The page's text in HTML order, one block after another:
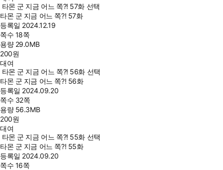
타몬 군 지금 어느 쪽?! 57화 선택
타몬 군 지금 어느 쪽?! 57화
등록일 2024.12.19
쪽수 18쪽
용량 29.0MB
200원
대여
타몬 군 지금 어느 쪽?! 56화 선택
타몬 군 지금 어느 쪽?! 56화
등록일 2024.09.20
쪽수 32쪽
용량 56.3MB
200원
대여
타몬 군 지금 어느 쪽?! 55화 선택
타몬 군 지금 어느 쪽?! 55화
등록일 2024.09.20
쪽수 16쪽